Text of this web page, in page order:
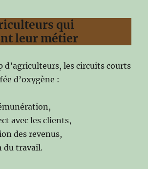
qui
leur métier
d’agriculteurs, les circuits courts
d’oxygène :
avec les clients,
des revenus,
du travail.